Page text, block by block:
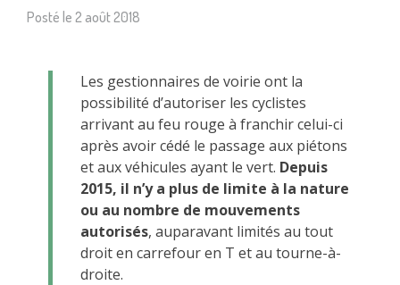
Posté le 2 août 2018
Les gestionnaires de voirie ont la
possibilité d’autoriser les cyclistes
arrivant au feu rouge à franchir celui-ci
après avoir cédé le passage aux piétons
et aux véhicules ayant le vert. Depuis
2015, il n’y a plus de limite à la nature
ou au nombre de mouvements
autorisés, auparavant limités au tout
droit en carrefour en T et au tourne-à-
droite.